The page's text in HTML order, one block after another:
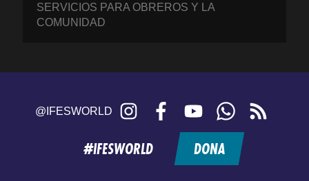
SERVICIOS PARA OBREROS Y LA
COMUNIDAD
@IFESWORLD Instagram FacebookYouTubeWhatsApp
feed
#IFESWORLD DONA